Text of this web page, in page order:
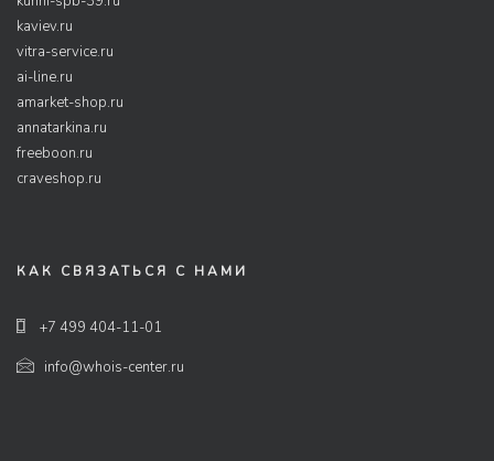
kaviev.ru
vitra-service.ru
ai-line.ru
amarket-shop.ru
annatarkina.ru
freeboon.ru
craveshop.ru
КАК СВЯЗАТЬСЯ С НАМИ
+7 499 404-11-01
info@whois-center.ru